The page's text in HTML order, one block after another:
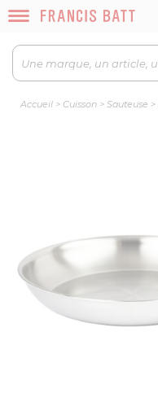
Accueil> Cuisson> Sauteuse >